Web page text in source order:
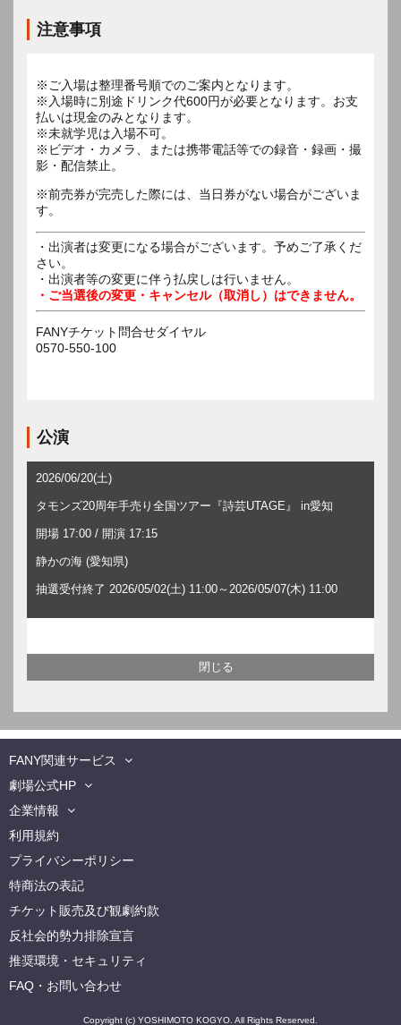
注意事項
※ご入場は整理番号順でのご案内となります。
※入場時に別途ドリンク代600円が必要となります。お支
払いは現金のみとなります。
※未就学児は入場不可。
※ビデオ・カメラ、または携帯電話等での録音・録画・撮
影・配信禁止。
※前売券が完売した際には、当日券がない場合がございま
す。
・出演者は変更になる場合がございます。予めご了承くだ
さい。
・出演者等の変更に伴う払戻しは行いません。
・ご当選後の変更・キャンセル（取消し）はできません。
FANYチケット問合せダイヤル
0570-550-100
公演
2026/06/20(土)
タモンズ20周年手売り全国ツアー『詩芸UTAGE』 in愛知
開場 17:00 / 開演 17:15
静かの海 (愛知県)
抽選受付終了 2026/05/02(土) 11:00～2026/05/07(木) 11:00
FANY関連サービス
劇場公式HP
企業情報
利用規約
プライバシーポリシー
特商法の表記
チケット販売及び観劇約款
反社会的勢力排除宣言
推奨環境・セキュリティ
FAQ・お問い合わせ
Copyright (c) YOSHIMOTO KOGYO. All Rights Reserved.